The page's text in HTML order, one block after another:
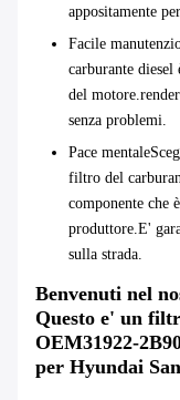
appositamente
Facile
carburante diesel
del
senza problemi.
Pace mentale
filtro del
componente che
produttore.E'
sulla strada.
Benvenuti nel
Questo e' un
OEM31922-
per Hyundai